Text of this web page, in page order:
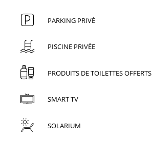
PARKING PRIVÉ
PISCINE PRIVÉE
PRODUITS DE TOILETTES OFFERTS
SMART TV
SOLARIUM